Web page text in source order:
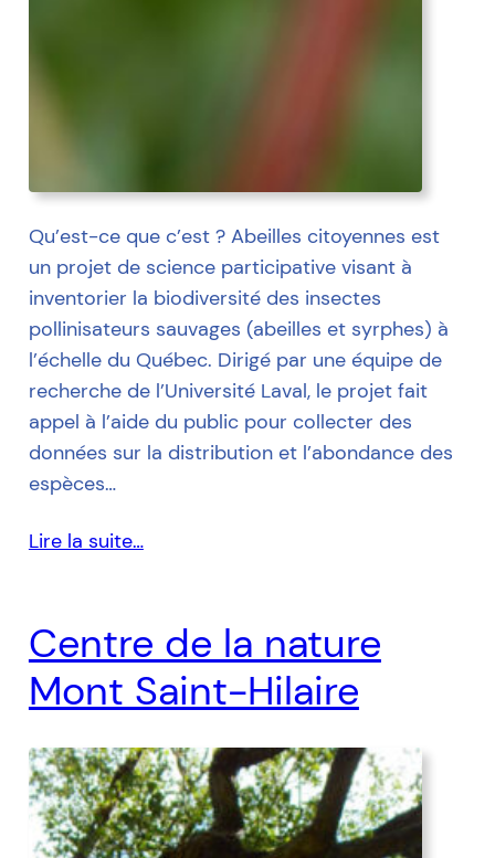
Qu’est-ce que c’est ? Abeilles citoyennes est
un projet de science participative visant à
inventorier la biodiversité des insectes
pollinisateurs sauvages (abeilles et syrphes) à
l’échelle du Québec. Dirigé par une équipe de
recherche de l’Université Laval, le projet fait
appel à l’aide du public pour collecter des
données sur la distribution et l’abondance des
espèces…
Lire la suite…
Centre de la nature
Mont Saint-Hilaire